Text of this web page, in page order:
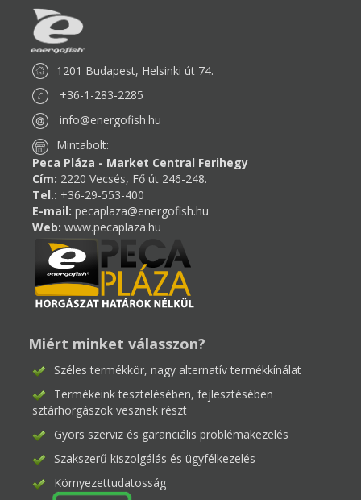
1201 Budapest, Helsinki út 74.
+36-1-283-2285
info@energofish.hu
Mintabolt:
Peca Pláza - Market Central Ferihegy
Cím: 2220 Vecsés, Fő út 246-248.
Tel.: +36-29-553-400
E-mail: pecaplaza@energofish.hu
Web: www.pecaplaza.hu
Miért minket válasszon?
Széles termékkör, nagy alternatív termékkínálat
Termékeink tesztelésében, fejlesztésében
sztárhorgászok vesznek részt
Gyors szerviz és garanciális problémakezelés
Szakszerű kiszolgálás és ügyfélkezelés
Környezettudatosság